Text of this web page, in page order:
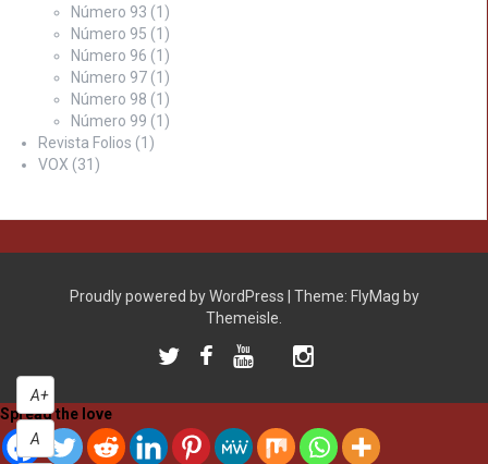
Número 93 (1)
Número 95 (1)
Número 96 (1)
Número 97 (1)
Número 98 (1)
Número 99 (1)
Revista Folios (1)
VOX (31)
Proudly powered by WordPress | Theme: FlyMag by
Themeisle.
TwitterFacebookYouTube
Spread the love
A+
A